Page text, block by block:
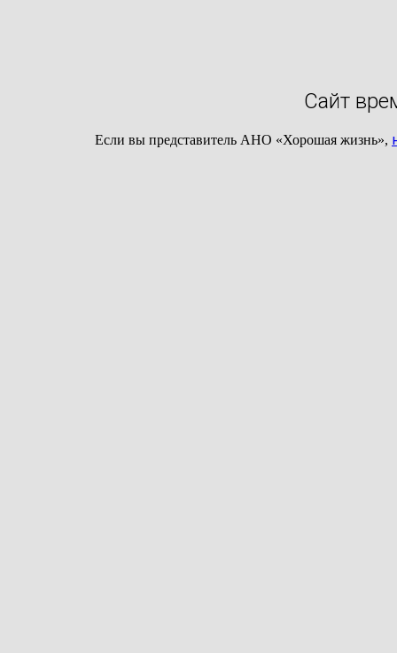
Сайт
Если вы представитель АНО «Хорошая жизнь»,